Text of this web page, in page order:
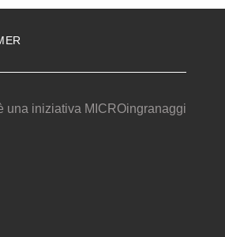
una iniziativa MICROingranaggi